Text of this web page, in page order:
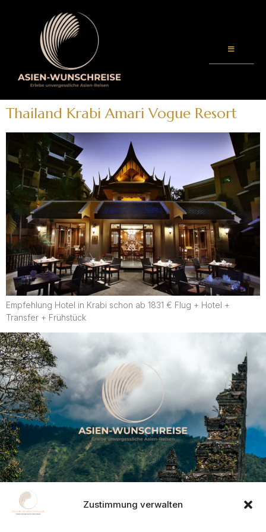
Zustimmung verwalten
Thailand Krabi Amari Vogue Resort
Empfehlung Hotel in Krabi schon ab 1831 € Flug + Hotel +
Transfer + Frühstück
Kontakt
Frohnhauser Strasse 232, 45144 Essen